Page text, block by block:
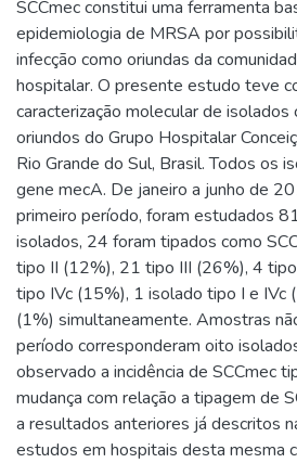
SCCmec constitui uma ferramenta
epidemiologia de MRSA por
infecção como oriundas da
hospitalar. O presente estudo teve
caracterização molecular de isolados
oriundos do Grupo Hospitalar
Rio Grande do Sul, Brasil. Todos os
gene mecA. De janeiro a junho de
primeiro período, foram estudados
isolados, 24 foram tipados como
tipo II (12%), 21 tipo III (26%), 4
tipo IVc (15%), 1 isolado tipo I e IVc
(1%) simultaneamente. Amostras
período corresponderam oito
observado a incidência de SCCmec
mudança com relação a tipagem de
a resultados anteriores já descritos
estudos em hospitais desta mesma